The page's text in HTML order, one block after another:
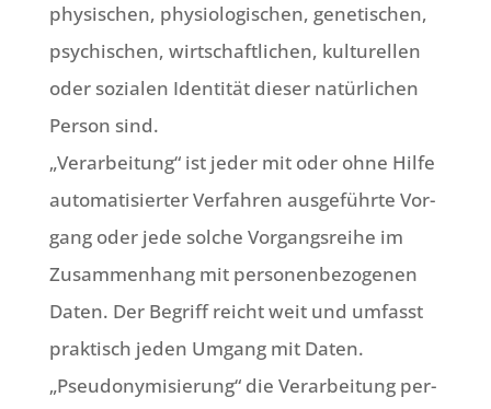
phy­si­schen, phy­sio­lo­gi­schen, gene­ti­schen,
psy­chi­schen, wirt­schaft­li­chen, kul­tu­rel­len
oder sozia­len Iden­ti­tät die­ser natür­li­chen
Per­son sind.
„Ver­ar­bei­tung“ ist jeder mit oder ohne Hil­fe
auto­ma­ti­sier­ter Ver­fah­ren aus­ge­führ­te Vor­
gang oder jede sol­che Vor­gangs­rei­he im
Zusam­men­hang mit per­so­nen­be­zo­ge­nen
Daten. Der Begriff reicht weit und umfasst
prak­tisch jeden Umgang mit Daten.
„Pseud­ony­mi­sie­rung“ die Ver­ar­bei­tung per­